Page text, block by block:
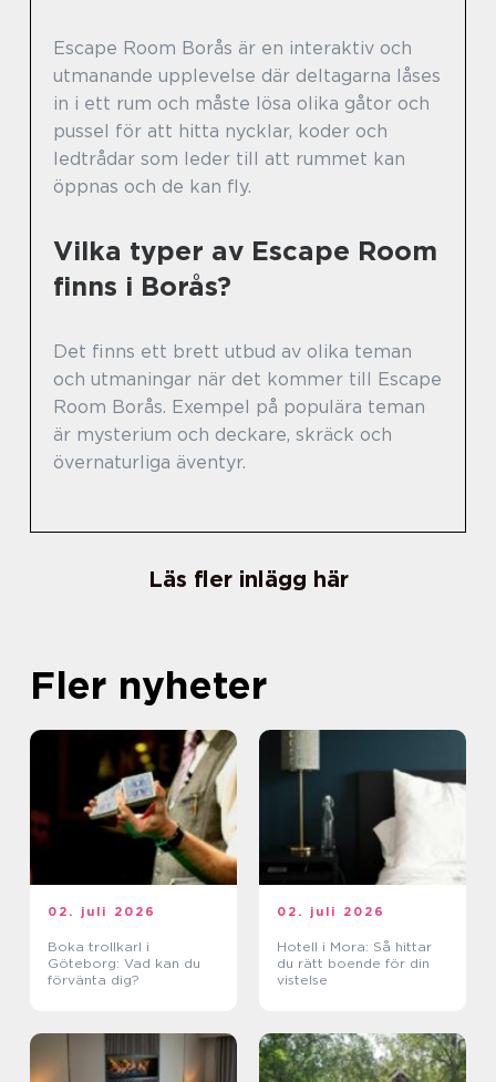
Escape Room Borås är en interaktiv och
utmanande upplevelse där deltagarna låses
in i ett rum och måste lösa olika gåtor och
pussel för att hitta nycklar, koder och
ledtrådar som leder till att rummet kan
öppnas och de kan fly.
Vilka typer av Escape Room
finns i Borås?
Det finns ett brett utbud av olika teman
och utmaningar när det kommer till Escape
Room Borås. Exempel på populära teman
är mysterium och deckare, skräck och
övernaturliga äventyr.
Läs fler inlägg här
Fler nyheter
02. juli 2026
Boka trollkarl i
Göteborg: Vad kan du
förvänta dig?
02. juli 2026
Hotell i Mora: Så hittar
du rätt boende för din
vistelse